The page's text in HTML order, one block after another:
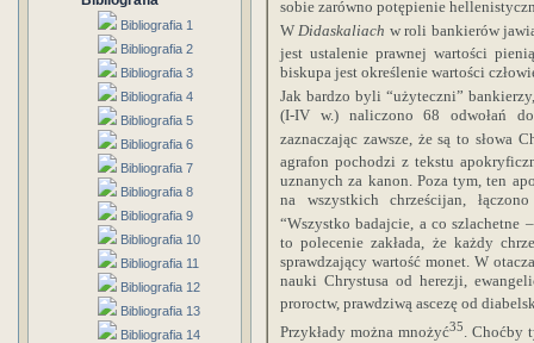
Bibliografia 1
Bibliografia 2
Bibliografia 3
Bibliografia 4
Bibliografia 5
Bibliografia 6
Bibliografia 7
Bibliografia 8
Bibliografia 9
Bibliografia 10
Bibliografia 11
Bibliografia 12
Bibliografia 13
Bibliografia 14
sobie zarówno potępienie
WDidaskaliach w roli bankierów
jest ustalenie prawnej wartości
biskupa jest określenie wartości
Jak bardzo byli “użyteczni”
(I-IV w.) naliczono 68 odwołań do
zaznaczając zawsze, że są to słowa
agrafon pochodzi z tekstu
uznanych za kanon. Poza tym, ten
na wszystkich chrześcijan,
“Wszystko badajcie, a co szlachetne
to polecenie zakłada, że każdy
sprawdzający wartość monet. W
nauki Chrystusa od herezji,
proroctw, prawdziwą ascezę od
Przykłady można mnożyć35
.